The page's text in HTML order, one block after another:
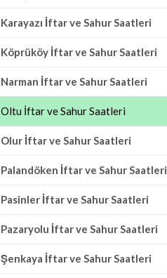
Karayazı İftar ve Sahur Saatleri
Köprüköy İftar ve Sahur Saatleri
Narman İftar ve Sahur Saatleri
Oltu İftar ve Sahur Saatleri
Olur İftar ve Sahur Saatleri
Palandöken İftar ve Sahur Saatleri
Pasinler İftar ve Sahur Saatleri
Pazaryolu İftar ve Sahur Saatleri
Şenkaya İftar ve Sahur Saatleri